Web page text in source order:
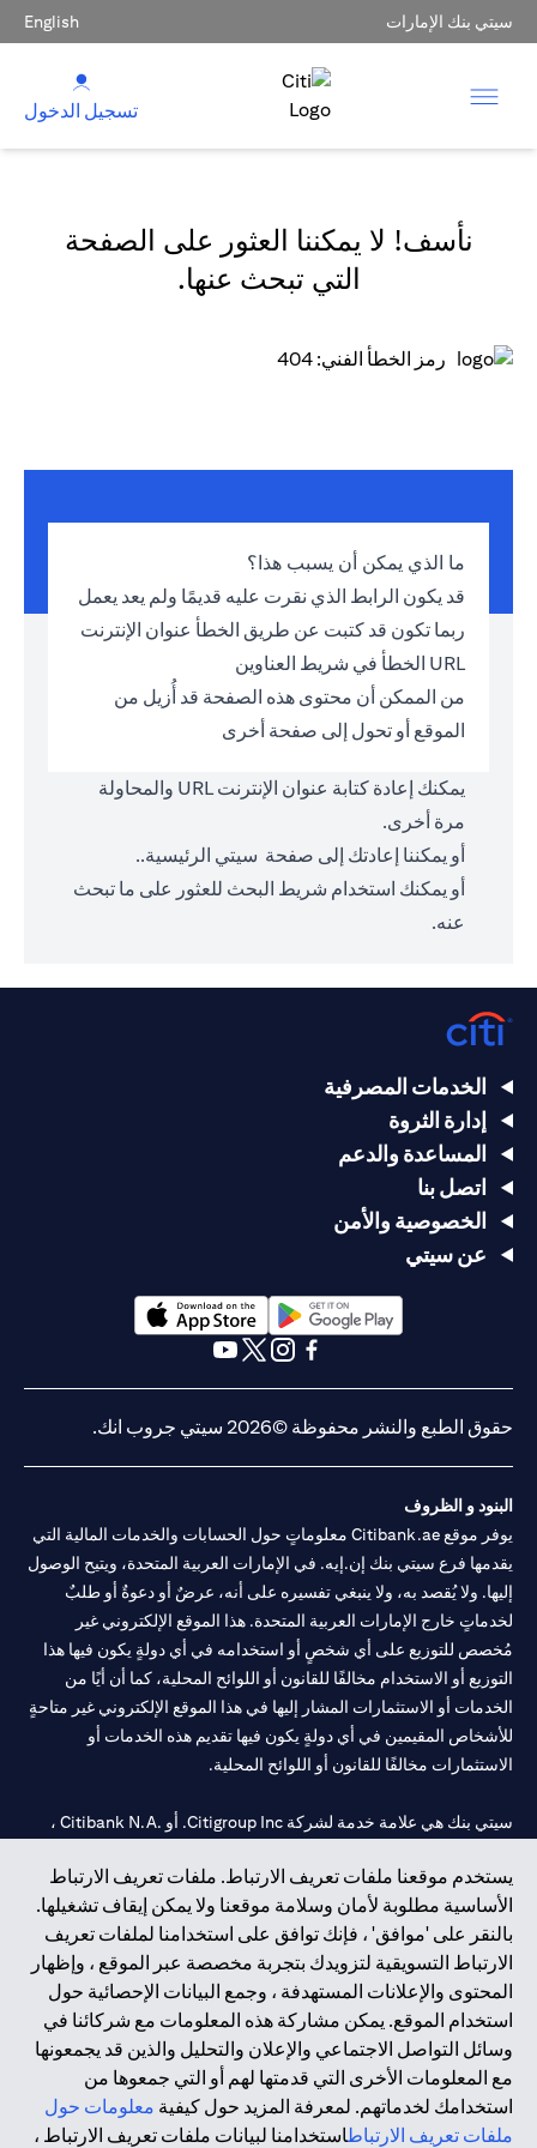
سيتي بنك الإمارات English
تسجيل الدخول
نأسف! لا يمكننا العثور على الصفحة
التي تبحث عنها.
رمز الخطأ الفني: 404
ما الذي يمكن أن يسبب هذا؟
قد يكون الرابط الذي نقرت عليه قديمًا ولم يعد يعمل
ربما تكون قد كتبت عن طريق الخطأ عنوان الإنترنت
URL الخطأ في شريط العناوين
من الممكن أن محتوى هذه الصفحة قد أُزيل من
الموقع أو تحول إلى صفحة أخرى
يمكنك إعادة كتابة عنوان الإنترنت URL والمحاولة
مرة أخرى.
أو يمكننا إعادتك إلى صفحة سيتي الرئيسية..
أو يمكنك استخدام شريط البحث للعثور على ما تبحث
عنه.
يستخدم موقعنا ملفات تعريف الارتباط. ملفات تعريف الارتباط
الأساسية مطلوبة لأمان وسلامة موقعنا ولا يمكن إيقاف تشغيلها.
بالنقر على 'موافق' ، فإنك توافق على استخدامنا لملفات تعريف
الارتباط التسويقية لتزويدك بتجربة مخصصة عبر الموقع ، وإظهار
المحتوى والإعلانات المستهدفة ، وجمع البيانات الإحصائية حول
استخدام الموقع. يمكن مشاركة هذه المعلومات مع شركائنا في
وسائل التواصل الاجتماعي والإعلان والتحليل والذين قد يجمعونها
مع المعلومات الأخرى التي قدمتها لهم أو التي جمعوها من
استخدامك لخدماتهم. لمعرفة المزيد حول كيفية معلومات حول
ملفات تعريف الارتباطاستخدامنا لبيانات ملفات تعريف الارتباط ،
الخدمات المصرفية
إدارة الثروة
المساعدة والدعم
اتصل بنا
الخصوصية والأمن
عن سيتي
(opens in a new tab)
حقوق الطبع والنشر محفوظة ©2026 سيتي جروب انك.
البنود و الظروف
يوفر موقع Citibank.ae معلوماتٍ حول الحسابات والخدمات المالية التي
يقدمها فرع سيتي بنك إن.إيه. في الإمارات العربية المتحدة، ويتيح الوصول
إليها. ولا يُقصد به، ولا ينبغي تفسيره على أنه، عرضٌ أو دعوةٌ أو طلبٌ
لخدماتٍ خارج الإمارات العربية المتحدة. هذا الموقع الإلكتروني غير
مُخصص للتوزيع على أي شخصٍ أو استخدامه في أي دولةٍ يكون فيها هذا
التوزيع أو الاستخدام مخالفًا للقانون أو اللوائح المحلية، كما أن أيًا من
الخدمات أو الاستثمارات المشار إليها في هذا الموقع الإلكتروني غير متاحةٍ
للأشخاص المقيمين في أي دولةٍ يكون فيها تقديم هذه الخدمات أو
الاستثمارات مخالفًا للقانون أو اللوائح المحلية.
سيتي بنك هي علامة خدمة لشركة Citigroup Inc. أو .Citibank N.A ،
سيتي بنك إن. إيه. الإمارات مسجل لدى مصرف الإمارات المركزي تحت
أرقام التراخيص 202563 لفرع الوصل في دبي، 531989 لفرع مول
الإمارات في دبي، وCN-1002019لفرع أبوظبي. هاتف: 4000 311 04.
فرع سيتي بنك إن إيه - الإمارات العربية المتحدة مرخص من مصرف
الإمارات العربية المتحدة المركزي كفرع لبنك أجنبي.
سيتي بنك إن إيه الإمارات العربية المتحدة مرخص من هيئة الأوراق المالية
والسلع في الإمارات العربية المتحدة ("SCA") للقيام بالنشاط المالي لـ أ)
الاستشارات المالية والتعريف والترويج بموجب ترخيص رقم
20200000097 ب) وسيط تداول في الأسواق الدولية بموجب ترخيص